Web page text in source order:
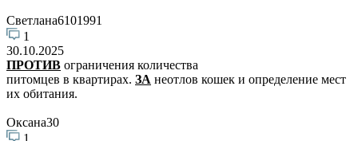
Светлана6101991
1
30.10.2025
ПРОТИВ ограничения количества
питомцев в квартирах. ЗА неотлов кошек и определение мест
их обитания.
Оксана30
1